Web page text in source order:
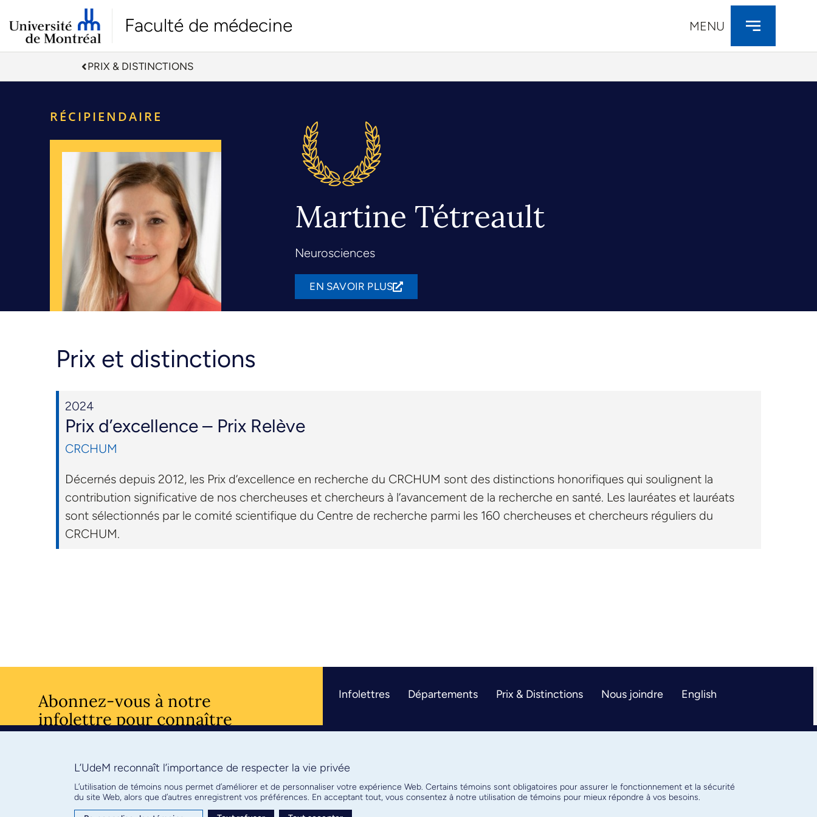
Faculté de médecine MENU
PRIX & DISTINCTIONS
RÉCIPIENDAIRE
Martine Tétreault
Neurosciences
EN SAVOIR PLUS
Prix et distinctions
2024
Prix d’excellence – Prix Relève
CRCHUM
Décernés depuis 2012, les Prix d’excellence en recherche du CRCHUM sont des distinctions honorifiques qui soulignent la
contribution significative de nos chercheuses et chercheurs à l’avancement de la recherche en santé. Les lauréates et lauréats
sont sélectionnés par le comité scientifique du Centre de recherche parmi les 160 chercheuses et chercheurs réguliers du
CRCHUM.
Abonnez-vous à notre
infolettre pour connaître
l’actualité facultaire
S'ABONNER
Infolettres Départements Prix & Distinctions Nous joindre English
L’UdeM reconnaît l’importance de respecter la vie privée
L’utilisation de témoins nous permet d’améliorer et de personnaliser votre expérience Web. Certains témoins sont obligatoires pour assurer le fonctionnement et la sécurité
du site Web, alors que d’autres enregistrent vos préférences. En acceptant tout, vous consentez à notre utilisation de témoins pour mieux répondre à vos besoins.